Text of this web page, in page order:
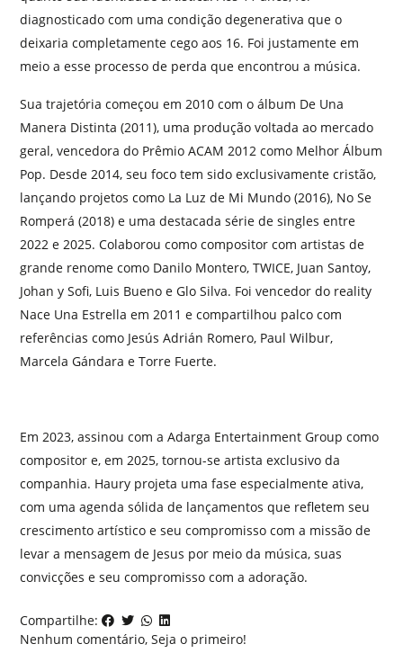
diagnosticado com uma condição degenerativa que o
deixaria completamente cego aos 16. Foi justamente em
meio a esse processo de perda que encontrou a música.
Sua trajetória começou em 2010 com o álbum De Una
Manera Distinta (2011), uma produção voltada ao mercado
geral, vencedora do Prêmio ACAM 2012 como Melhor Álbum
Pop. Desde 2014, seu foco tem sido exclusivamente cristão,
lançando projetos como La Luz de Mi Mundo (2016), No Se
Romperá (2018) e uma destacada série de singles entre
2022 e 2025. Colaborou como compositor com artistas de
grande renome como Danilo Montero, TWICE, Juan Santoy,
Johan y Sofi, Luis Bueno e Glo Silva. Foi vencedor do reality
Nace Una Estrella em 2011 e compartilhou palco com
referências como Jesús Adrián Romero, Paul Wilbur,
Marcela Gándara e Torre Fuerte.
Em 2023, assinou com a Adarga Entertainment Group como
compositor e, em 2025, tornou-se artista exclusivo da
companhia. Haury projeta uma fase especialmente ativa,
com uma agenda sólida de lançamentos que refletem seu
crescimento artístico e seu compromisso com a missão de
levar a mensagem de Jesus por meio da música, suas
convicções e seu compromisso com a adoração.
Compartilhe:
Nenhum comentário, Seja o primeiro!